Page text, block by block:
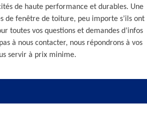
de haute performance et durables. Une
de fenêtre de toiture, peu importe s’ils ont
toutes vos questions et demandes d’infos
à nous contacter, nous répondrons à vos
servir à prix minime.